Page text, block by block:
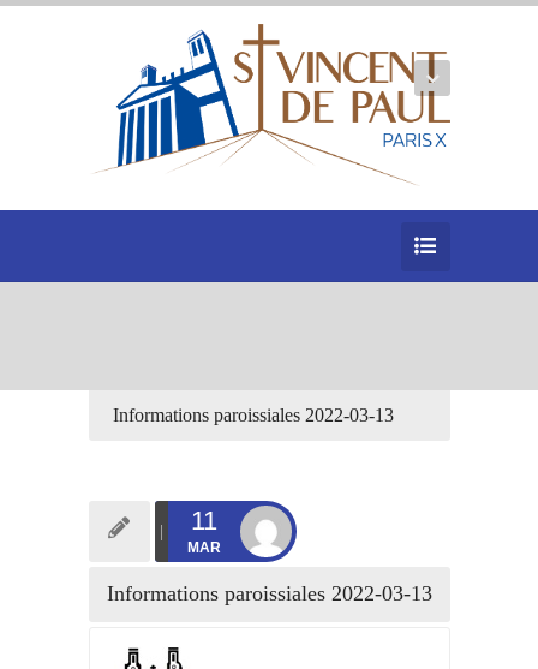
Informations paroissiales 2022-03-13
11
MAR
Informations paroissiales 2022-03-13